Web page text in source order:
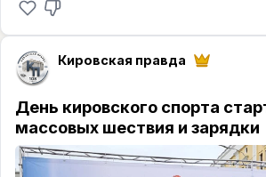
Телефон экстренных служб 112.
Кировская правда
День кировского спорта
массовых шествия и зарядки